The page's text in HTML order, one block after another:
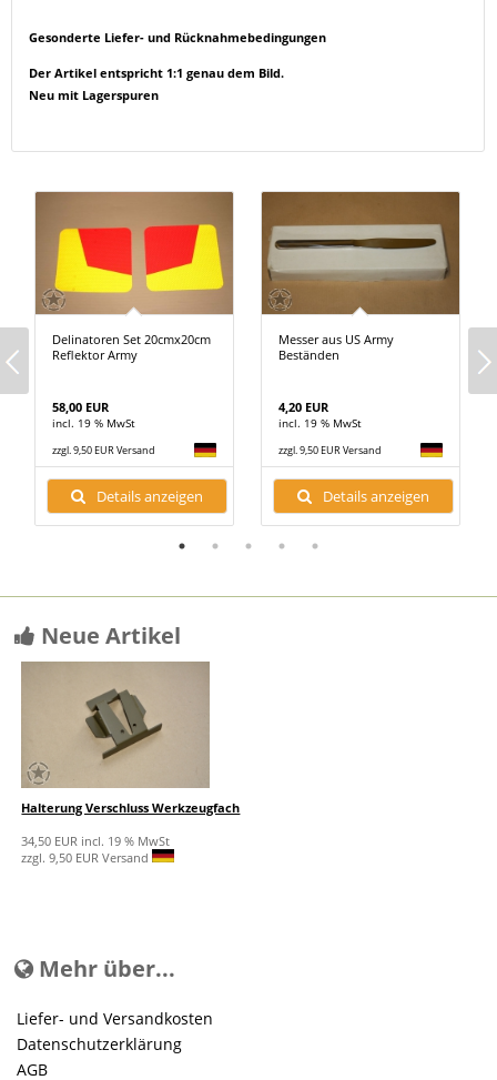
Gesonderte Liefer- und Rücknahmebedingungen
Der Artikel entspricht 1:1 genau dem Bild.
Neu mit Lagerspuren
Delinatoren Set 20cmx20cm
Reflektor Army
58,00 EUR
incl. 19 % MwSt
zzgl. 9,50 EUR Versand
Details anzeigen
Messer aus US Army
Beständen
4,20 EUR
incl. 19 % MwSt
zzgl. 9,50 EUR Versand
Details anzeigen
Neue Artikel
Halterung Verschluss Werkzeugfach
34,50 EUR incl. 19 % MwSt
zzgl. 9,50 EUR Versand
Mehr über...
Liefer- und Versandkosten
Datenschutzerklärung
AGB